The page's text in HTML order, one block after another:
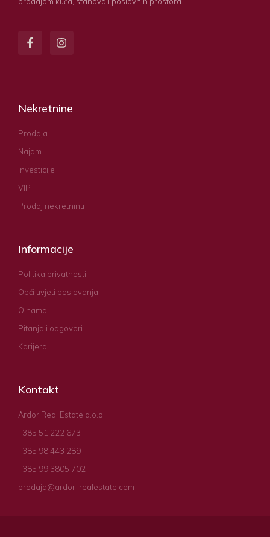
Nekretnine
Prodaja
Najam
Investicije
VIP
Prodaj nekretninu
Informacije
Politika privatnosti
Opći uvjeti poslovanja
O nama
Pitanja i odgovori
Karijera
Kontakt
Ardor Real Estate d.o.o.
+385 51 222 673
+385 98 443 289
+385 99 3805 702
prodaja@ardor-realestate.com